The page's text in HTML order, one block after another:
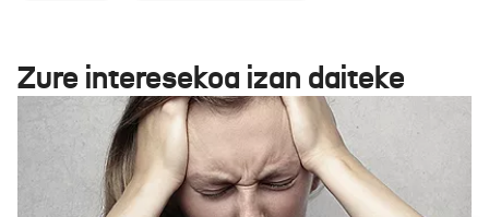
Zure interesekoa izan daiteke